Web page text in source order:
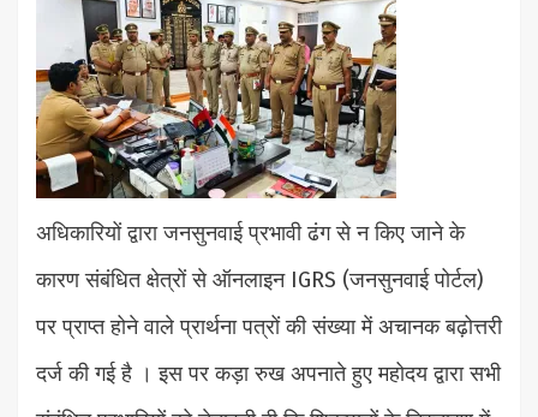
अधिकारियों द्वारा जनसुनवाई प्रभावी ढंग से न किए जाने के
कारण संबंधित क्षेत्रों से ऑनलाइन IGRS (जनसुनवाई पोर्टल)
पर प्राप्त होने वाले प्रार्थना पत्रों की संख्या में अचानक बढ़ोत्तरी
दर्ज की गई है । इस पर कड़ा रुख अपनाते हुए महोदय द्वारा सभी